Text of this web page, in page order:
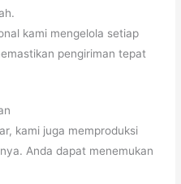
kami mengelola setiap
pengiriman tepat
kami juga memproduksi
Anda dapat menemukan